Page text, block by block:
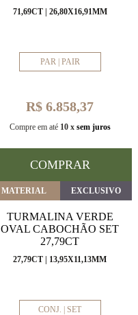
71,69CT | 26,80X16,91MM
PAR | PAIR
R$ 6.858,37
Compre em até 10 x sem juros
COMPRAR
MATERIAL EXCLUSIVO
TURMALINA VERDE
OVAL CABOCHÃO SET
27,79CT
27,79CT | 13,95X11,13MM
CONJ. | SET